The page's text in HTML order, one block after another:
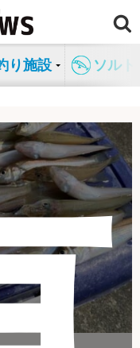
り施設 ソル